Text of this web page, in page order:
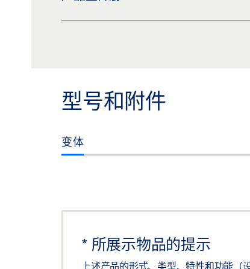
型号和附件
变体
* 所展示物品的提示
上述产品的形式、类型、特性和功能